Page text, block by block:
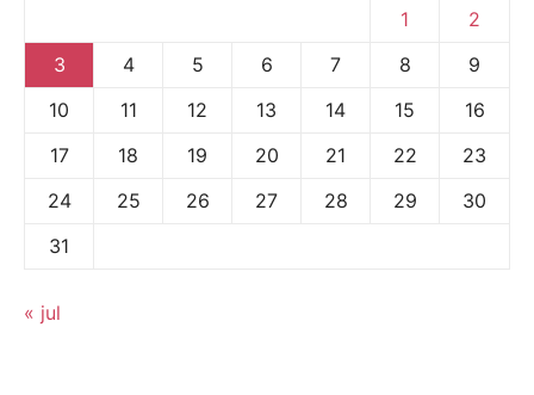
1
2
3
4 5 6 7 8
9
10
11 12 13 14 15
16
17
18 19 20 21 22
23
24
25 26 27 28 29
30
31
« jul